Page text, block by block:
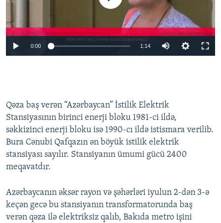
0:00 1:14
Qəza baş verən “Azərbaycan” İstilik Elektrik
Stansiyasının birinci enerji bloku 1981-ci ildə,
səkkizinci enerji bloku isə 1990-cı ildə istismara verilib.
Bura Cənubi Qafqazın ən böyük istilik elektrik
stansiyası sayılır. Stansiyanın ümumi gücü 2400
meqavatdır.
Azərbaycanın əksər rayon və şəhərləri iyulun 2-dən 3-ə
keçən gecə bu stansiyanın transformatorunda baş
verən qəza ilə elektriksiz qalıb, Bakıda metro işini